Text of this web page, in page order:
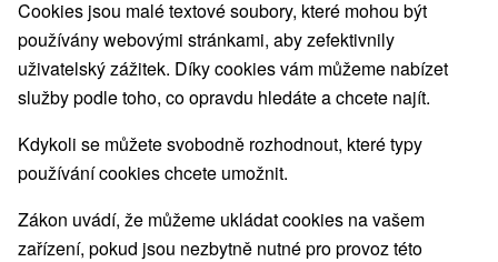
Vyberte lokalitu nebo termín
Nejprodávanější
1.
Cookies jsou malé textové soubory, které mohou být
používány webovými stránkami, aby zefektivnily
uživatelský zážitek. Díky cookies vám můžeme nabízet
služby podle toho, co opravdu hledáte a chcete najít.
Kdykoli se můžete svobodně rozhodnout, které typy
používání cookies chcete umožnit.
Zákon uvádí, že můžeme ukládat cookies na vašem
zařízení, pokud jsou nezbytně nutné pro provoz této